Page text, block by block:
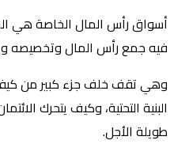
أسواق رأس المال الخاصة هي
فيه جمع رأس المال وتخصيصه
وهي تقف خلف جزء كبير من
البنية التحتية، وكيف يتحرك
طويلة الأجل.